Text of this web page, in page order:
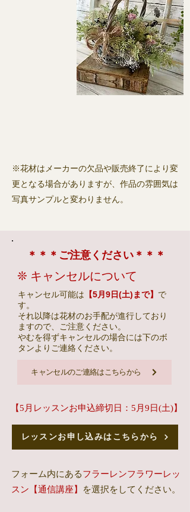
※花材はメーカーの欠品や販売終了により変
更となる場合がありますが、作品の雰囲気は
写真サンプルと変わりません。
＊＊＊​ご注意ください＊＊＊
❊ キャンセルについて
キャンセル可能は 【5月9日(土)まで】 で
す。
それ以降は花材のお手配が進行しており
ますので、ご注意ください。
やむを得ずキャンセルの場合には下のボ
タンよりご連絡ください。
キャンセルのご連絡はこちらから
【5月レッスンお申込締切日：5月9日(土)】
レッスンお申し込みはこちらから
フォーム内にあるフラーレンフラワーレッ
スン【通信講座】
を選択をしてください。